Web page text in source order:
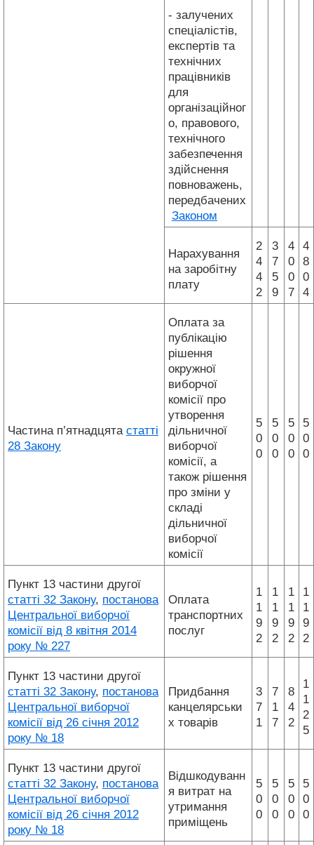
- залучених
спеціалістів,
експертів та
технічних
працівників
для
організаційног
о, правового,
технічного
забезпечення
здійснення
повноважень,
передбачених
Законом
Нарахування
на заробітну
плату
2
4
4
2
3
7
5
9
4
0
0
7
4
8
0
4
Частина п’ятнадцята статті
28 Закону
Оплата за
публікацію
рішення
окружної
виборчої
комісії про
утворення
дільничної
виборчої
комісії, а
також рішення
про зміни у
складі
дільничної
виборчої
комісії
5
0
0
5
0
0
5
0
0
5
0
0
Пункт 13 частини другої
статті 32 Закону, постанова
Центральної виборчої
комісії від 8 квітня 2014
року № 227
Оплата
транспортних
послуг
1
1
9
2
1
1
9
2
1
1
9
2
1
1
9
2
Пункт 13 частини другої
статті 32 Закону, постанова
Центральної виборчої
комісії від 26 січня 2012
року № 18
Придбання
канцелярськи
х товарів
3
7
1
7
1
7
8
4
2
1
1
2
5
Пункт 13 частини другої
статті 32 Закону, постанова
Центральної виборчої
комісії від 26 січня 2012
року № 18
Відшкодуванн
я витрат на
утримання
приміщень
5
0
0
5
0
0
5
0
0
5
0
0